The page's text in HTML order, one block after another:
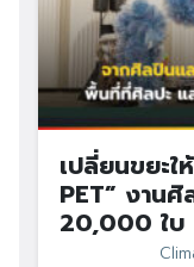
เปลี่ยนขยะใ
PET” งาน
20,000 ใบ